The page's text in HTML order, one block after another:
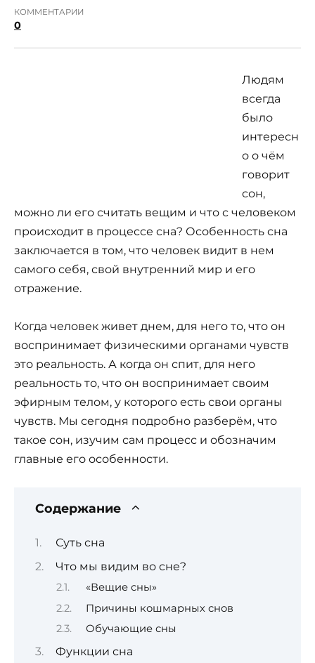
КОММЕНТАРИИ
0
Людям
всегда
было
интересн
о о чём
говорит
сон,
можно ли его считать вещим и что с человеком
происходит в процессе сна? Особенность сна
заключается в том, что человек видит в нем
самого себя, свой внутренний мир и его
отражение.
Когда человек живет днем, для него то, что он
воспринимает физическими органами чувств
это реальность. А когда он спит, для него
реальность то, что он воспринимает своим
эфирным телом, у которого есть свои органы
чувств. Мы сегодня подробно разберём, что
такое сон, изучим сам процесс и обозначим
главные его особенности.
Содержание
Суть сна
Что мы видим во сне?
«Вещие сны»
Причины кошмарных снов
Обучающие сны
Функции сна